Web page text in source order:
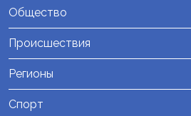
Общество
Происшествия
Регионы
Спорт